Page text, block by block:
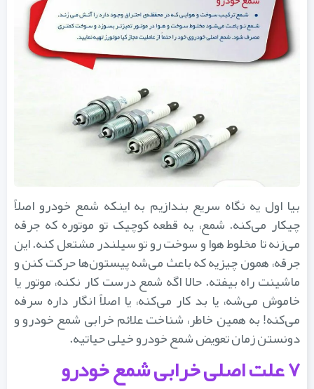
بیا اول یه نگاه سریع بندازیم به اینکه شمع خودرو اصلاً
چیکار می‌کنه. شمع، یه قطعه کوچیک تو موتوره که جرقه
می‌زنه تا مخلوط هوا و سوخت رو تو سیلندر مشتعل کنه. این
جرقه، همون چیزیه که باعث می‌شه پیستون‌ها حرکت کنن و
ماشینت راه بیفته. حالا اگه شمع درست کار نکنه، موتور یا
خاموش می‌شه، یا بد کار می‌کنه، یا اصلاً انگار داره سرفه
می‌کنه! به همین خاطر، شناخت علائم خرابی شمع خودرو و
دونستن زمان تعویض شمع خودرو خیلی حیاتیه.